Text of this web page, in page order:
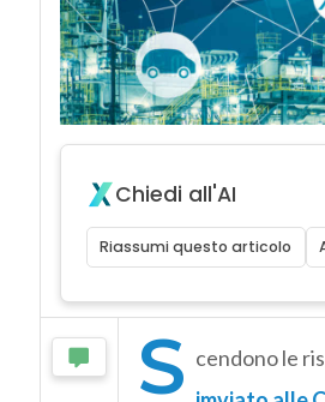
Chiedi all'AI
Riassumi questo articolo
S cendono le